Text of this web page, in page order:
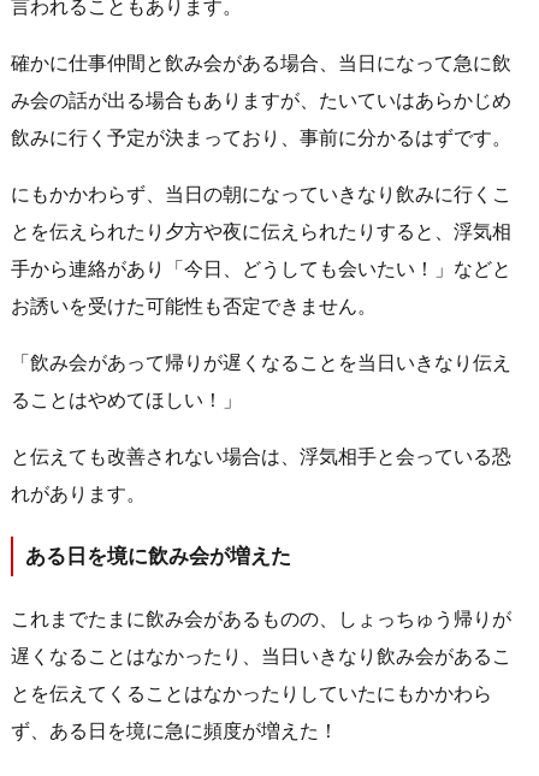
言われることもあります。
確かに仕事仲間と飲み会がある場合、当日になって急に飲
み会の話が出る場合もありますが、たいていはあらかじめ
飲みに行く予定が決まっており、事前に分かるはずです。
にもかかわらず、当日の朝になっていきなり飲みに行くこ
とを伝えられたり夕方や夜に伝えられたりすると、浮気相
手から連絡があり「今日、どうしても会いたい！」などと
お誘いを受けた可能性も否定できません。
「飲み会があって帰りが遅くなることを当日いきなり伝え
ることはやめてほしい！」
と伝えても改善されない場合は、浮気相手と会っている恐
れがあります。
ある日を境に飲み会が増えた
これまでたまに飲み会があるものの、しょっちゅう帰りが
遅くなることはなかったり、当日いきなり飲み会があるこ
とを伝えてくることはなかったりしていたにもかかわら
ず、ある日を境に急に頻度が増えた！